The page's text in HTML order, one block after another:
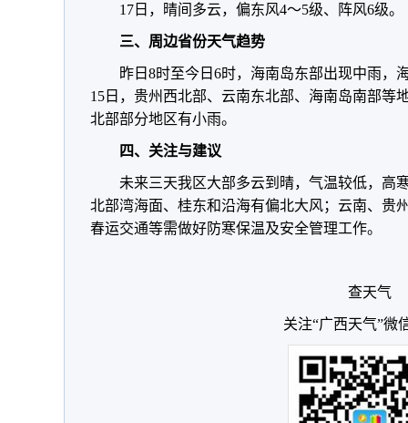
17日，晴间多云，偏东风4～5级、阵风6级。
三、周边省份天气趋势
昨日8时至今日6时，海南岛东部出现中雨，
15日，贵州西北部、云南东北部、海南岛南部等
北部部分地区有小雨。
四、关注与建议
未来三天我区大部多云到晴，气温较低，高
北部湾海面、桂东和沿海有偏北大风；云南、贵
春运交通等需做好防寒保温及安全管理工作。
查天气
关注“广西天气”微